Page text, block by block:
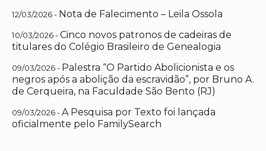
12/03/2026 - Nota de Falecimento – Leila Ossola
10/03/2026 -Cinco novos patronos de cadeiras de
titulares do Colégio Brasileiro de Genealogia
09/03/2026 - Palestra “O Partido Abolicionista e os
negros após a abolição da escravidão”, por Bruno A.
de Cerqueira, na Faculdade São Bento (RJ)
09/03/2026 -A Pesquisa por Texto foi lançada
oficialmente pelo FamilySearch